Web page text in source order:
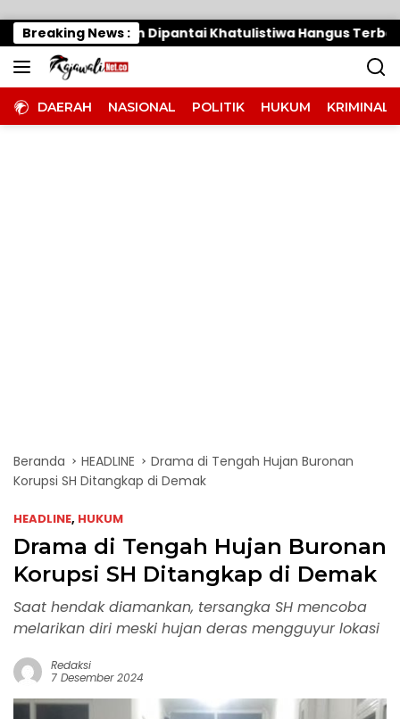
Breaking News :
Makan Dipantai Khatulistiwa Hangus Terbakar,
DAERAH NASIONAL POLITIK HUKUM KRIMINAL
Beranda HEADLINE
Drama di Tengah Hujan Buronan
Korupsi SH Ditangkap di Demak
HEADLINE, HUKUM
Drama di Tengah Hujan Buronan
Korupsi SH Ditangkap di Demak
Saat hendak diamankan, tersangka SH mencoba
melarikan diri meski hujan deras mengguyur lokasi
Redaksi
7 Desember 2024